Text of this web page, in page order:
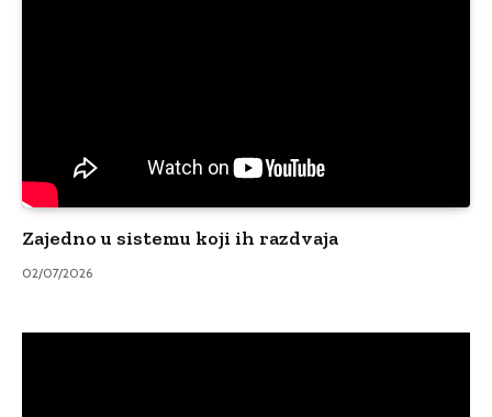
Zajedno u sistemu koji ih razdvaja
02/07/2026